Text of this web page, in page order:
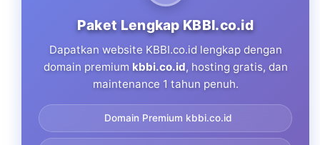
Paket Lengkap KBBI.co.id
Dapatkan website KBBI.co.id lengkap dengan
domain premium kbbi.co.id, hosting gratis, dan
maintenance 1 tahun penuh.
Domain Premium kbbi.co.id